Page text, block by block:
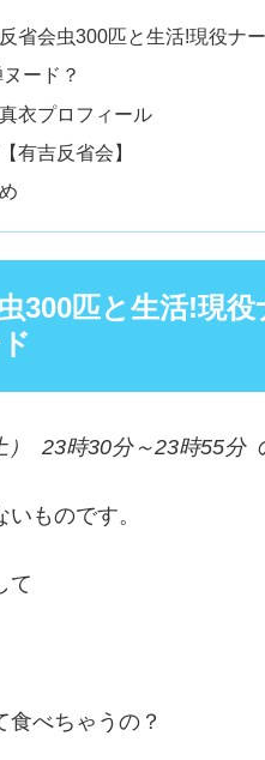
省会虫300匹と生活!現役ナ
ード？
衣プロフィール
有吉反省会】
300匹と生活!現
） 23時30分～23時55分
ものです。
て
食べちゃうの？